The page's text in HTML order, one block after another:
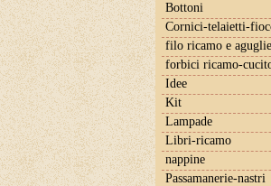
Bottoni
Cornici-telaietti-
filo ricamo e
forbici ricamo-
Idee
Kit
Lampade
Libri-ricamo
nappine
Passamanerie-nastri